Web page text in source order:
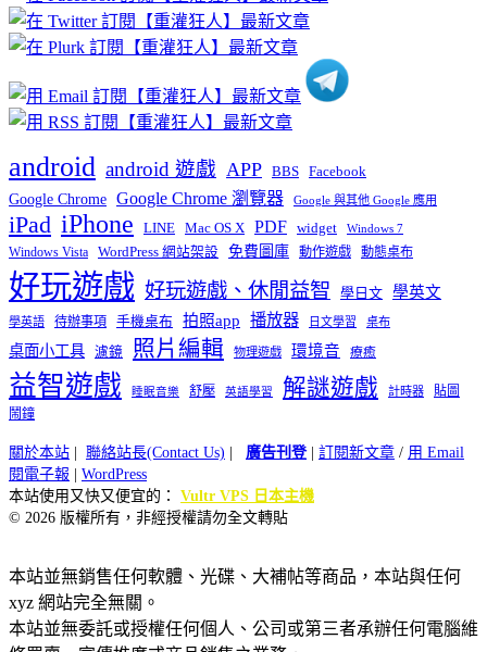
分
類
android android 遊戲 APP BBS Facebook
Google Chrome Google Chrome 瀏覽器 Google 與其他 Google 應用
iPad iPhone LINE Mac OS X PDF widget Windows 7
Windows Vista WordPress 網站架設 免費圖庫 動作遊戲 動態桌布
好玩遊戲 好玩遊戲、休閒益智 學日文 學英文
學英語 待辦事項 手機桌布 拍照app 播放器 日文學習 桌布
桌面小工具 濾鏡 照片編輯 物理遊戲 環境音 療癒
益智遊戲 睡眠音樂 舒壓 英語學習 解謎遊戲 計時器
貼圖
鬧鐘
關於本站 聯絡站長(Contact Us) 廣告刊登| 訂閱新文章 / 用 Email
閱電子報
WordPress
本站使用又快又便宜的： Vultr VPS 日本主機
© 2026 版權所有，非經授權請勿全文轉貼
本站並無銷售任何軟體、光碟、大補帖等商品，本站與任何
xyz 網站完全無關。
本站並無委託或授權任何個人、公司或第三者承辦任何電腦維